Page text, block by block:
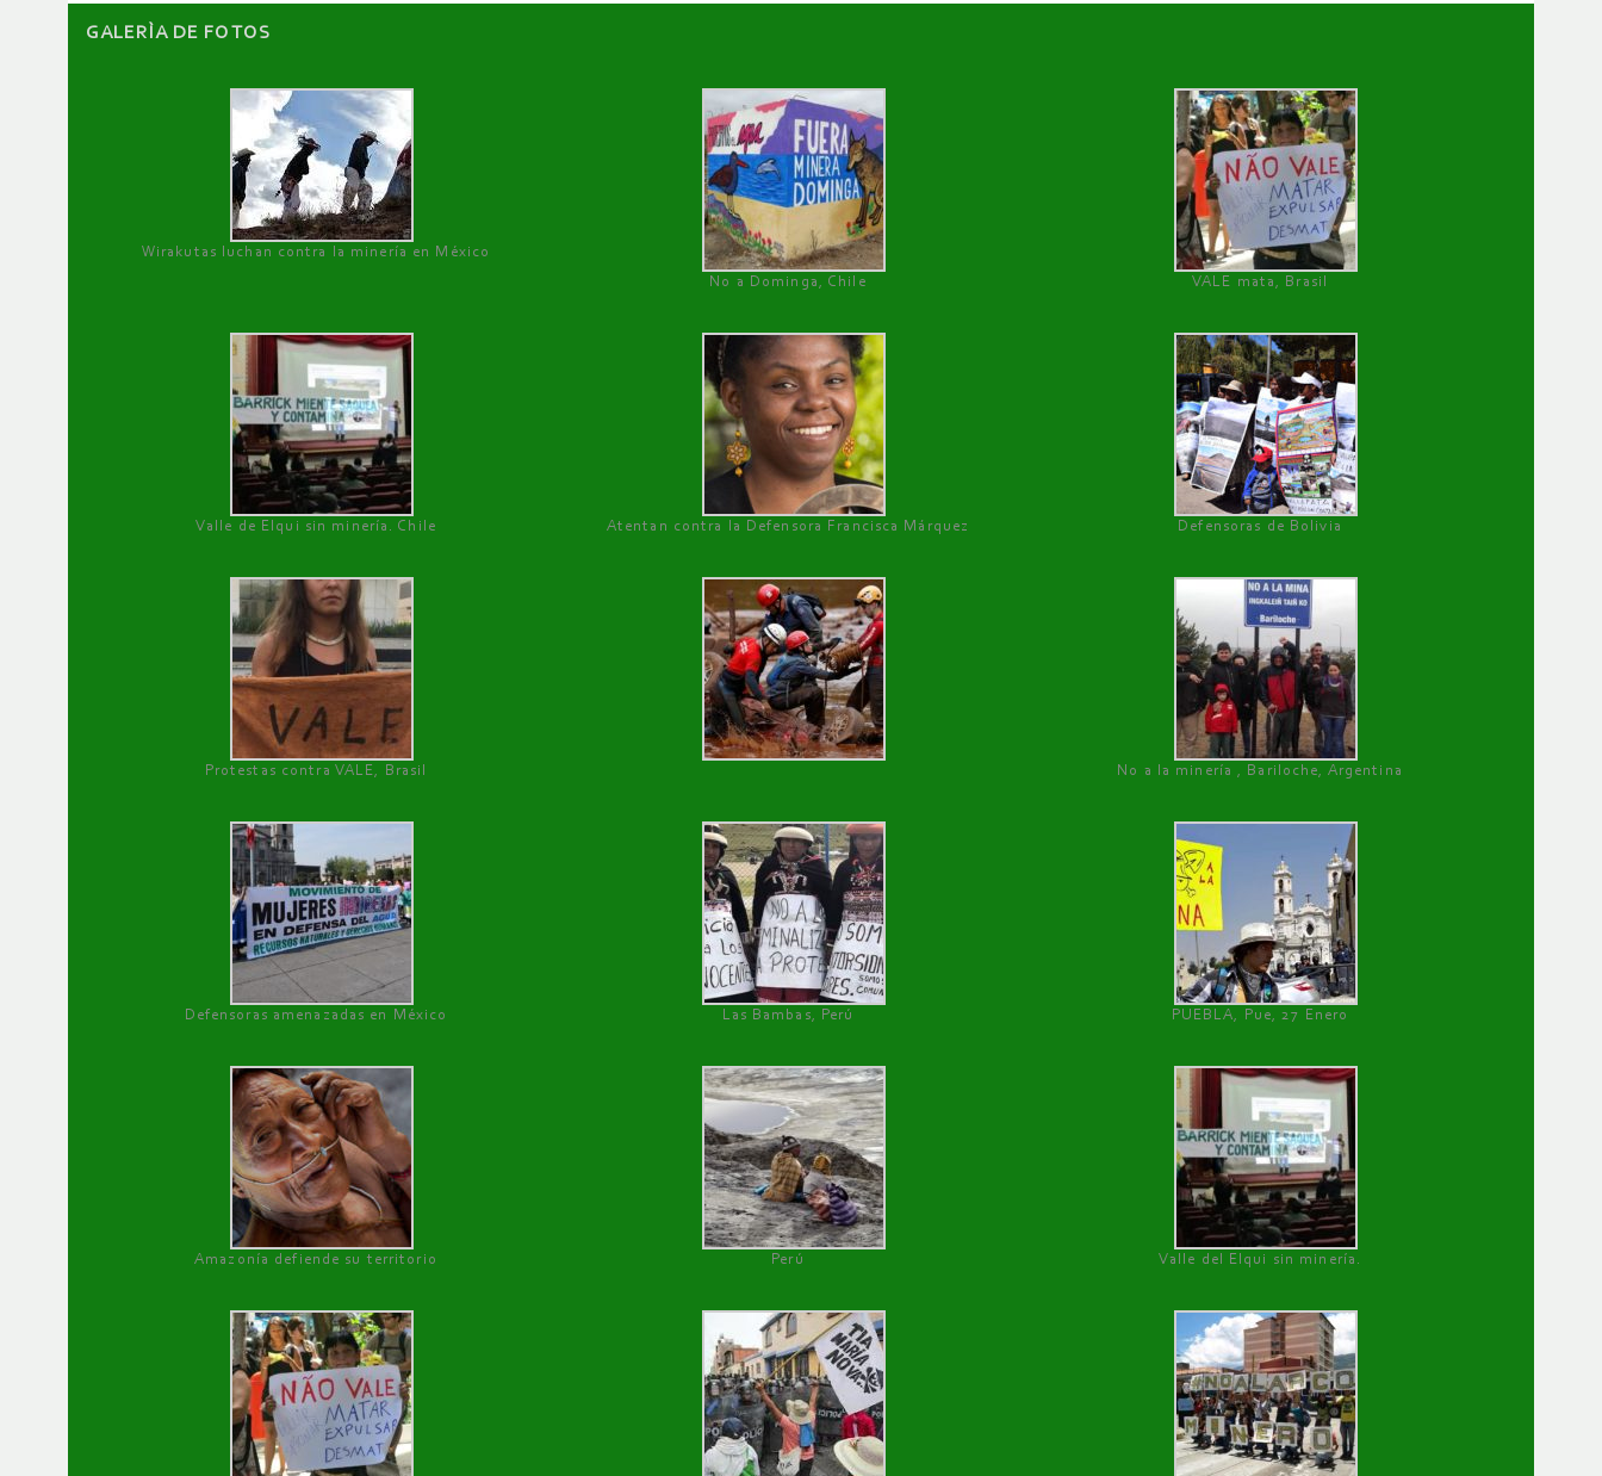
GALERÌA DE FOTOS
Wirakutas luchan contra la minería en México
No a Dominga, Chile
VALE mata, Brasil
Valle de Elqui sin minería. Chile Atentan contra la Defensora Francisca Márquez Defensoras de Bolivia
Protestas contra VALE, Brasil No a la minería , Bariloche, Argentina
Defensoras amenazadas en México Las Bambas, Perú PUEBLA, Pue, 27 Enero
Amazonía defiende su territorio Perú Valle del Elqui sin minería.